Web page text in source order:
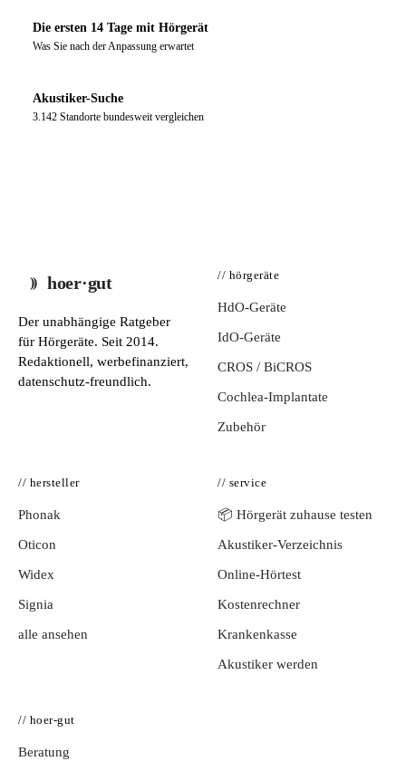
Die ersten 14 Tage mit Hörgerät
Was Sie nach der Anpassung erwartet
Akustiker-Suche
3.142 Standorte bundesweit vergleichen
hoer·gut
Der unabhängige Ratgeber
für Hörgeräte. Seit 2014.
Redaktionell, werbefinanziert,
datenschutz-freundlich.
// hörgeräte
HdO-Geräte
IdO-Geräte
CROS / BiCROS
Cochlea-Implantate
Zubehör
// hersteller
Phonak
Oticon
Widex
Signia
alle ansehen
// service
📦 Hörgerät zuhause testen
Akustiker-Verzeichnis
Online-Hörtest
Kostenrechner
Krankenkasse
Akustiker werden
// hoer-gut
Beratung